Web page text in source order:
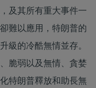
及其所有重大事件一
難以應用，特朗普的
級的冷酷無情並存。
脆弱以及無情、貪婪
特朗普釋放和助長無